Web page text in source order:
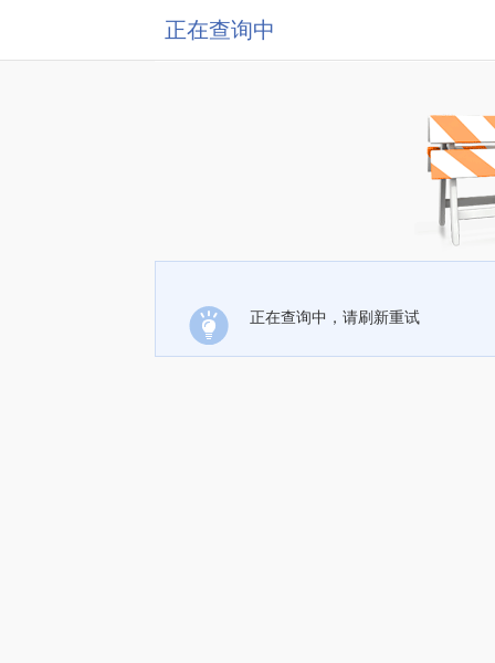
正在查询中
正在查询中，请刷新重试